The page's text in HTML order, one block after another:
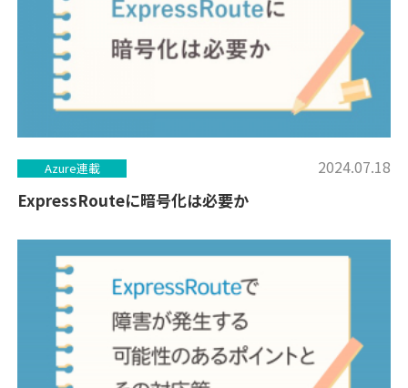
Azure連載 2024.07.18
ExpressRouteに暗号化は必要か